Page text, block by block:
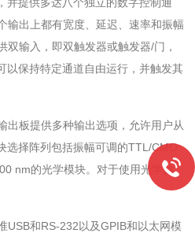
输出上都有宽度、延迟、速率和振幅
双输入，即双触发器或触发器/门，
以保持特定通道自由运行，并触发其
出板提供多种输出选项，允许用户从
选择阵列包括振幅可调的TTL/CMO
nm的光学模块。对于使用光学触
USB和RS-232以及GPIB和以太网模